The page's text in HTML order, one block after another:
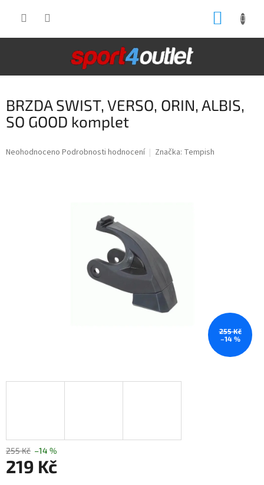
BRZDA SWIST, VERSO, ORIN, ALBIS,
SO GOOD komplet
Průměrné
Neohodnoceno Podrobnosti hodnocení Značka: Tempish
255 Kč
–14 %
255 Kč –14 %
219 Kč